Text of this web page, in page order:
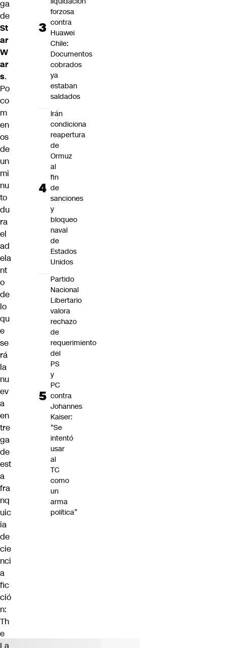
ga
de
St
ar
W
ar
s.
Po
co
m
en
os
de
un
mi
nu
to
du
ra
el
ad
ela
nt
o
de
lo
qu
e
se
rá
la
nu
ev
a
en
tre
ga
de
est
a
fra
nq
uic
ia
de
cie
nci
a
fic
ció
n:
Th
e
La
forzosa
contra
Huawei
Chile:
Documentos
cobrados
ya
estaban
saldados
Irán
condiciona
reapertura
de
Ormuz
al
fin
de
sanciones
y
bloqueo
naval
de
Estados
Unidos
Partido
Nacional
Libertario
valora
rechazo
de
requerimiento
del
PS
y
PC
contra
Johannes
Kaiser:
“Se
intentó
usar
al
TC
como
un
arma
política”